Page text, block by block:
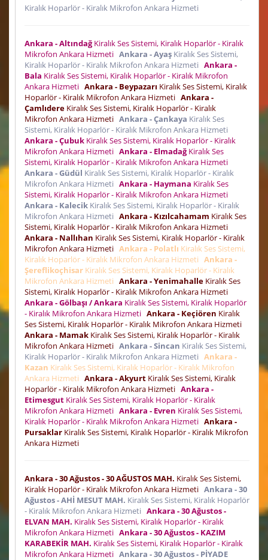
Kiralık Hoparlör - Kiralık Mikrofon Ankara Hizmeti
Ankara - AltındağKiralık Ses Sistemi, Kiralık Hoparlör - Kiralık
Mikrofon Ankara Hizmeti Ankara - Ayaş Kiralık Ses Sistemi,
Kiralık Hoparlör - Kiralık Mikrofon Ankara Hizmeti Ankara -
Bala Kiralık Ses Sistemi, Kiralık Hoparlör - Kiralık Mikrofon
Ankara Hizmeti Ankara - Beypazarı Kiralık Ses Sistemi, Kiralık
Hoparlör - Kiralık Mikrofon Ankara Hizmeti Ankara -
Çamlıdere Kiralık Ses Sistemi, Kiralık Hoparlör - Kiralık
Mikrofon Ankara Hizmeti Ankara - Çankaya Kiralık Ses
Sistemi, Kiralık Hoparlör - Kiralık Mikrofon Ankara Hizmeti
Ankara - Çubuk Kiralık Ses Sistemi, Kiralık Hoparlör - Kiralık
Mikrofon Ankara Hizmeti Ankara - ElmadağKiralık Ses
Sistemi, Kiralık Hoparlör - Kiralık Mikrofon Ankara Hizmeti
Ankara - Güdül Kiralık Ses Sistemi, Kiralık Hoparlör - Kiralık
Mikrofon Ankara Hizmeti Ankara - Haymana Kiralık Ses
Sistemi, Kiralık Hoparlör - Kiralık Mikrofon Ankara Hizmeti
Ankara - Kalecik Kiralık Ses Sistemi, Kiralık Hoparlör - Kiralık
Mikrofon Ankara Hizmeti Ankara - Kızılcahamam Kiralık Ses
Sistemi, Kiralık Hoparlör - Kiralık Mikrofon Ankara Hizmeti
Ankara - Nallıhan Kiralık Ses Sistemi, Kiralık Hoparlör - Kiralık
Mikrofon Ankara Hizmeti Ankara - Polatlı Kiralık Ses Sistemi,
Kiralık Hoparlör - Kiralık Mikrofon Ankara Hizmeti Ankara -
Şereflikoçhisar Kiralık Ses Sistemi, Kiralık Hoparlör - Kiralık
Mikrofon Ankara Hizmeti Ankara - Yenimahalle Kiralık Ses
Sistemi, Kiralık Hoparlör - Kiralık Mikrofon Ankara Hizmeti
Ankara - Gölbaşı / Ankara Kiralık Ses Sistemi, Kiralık Hoparlör
- Kiralık Mikrofon Ankara Hizmeti Ankara - Keçiören Kiralık
Ses Sistemi, Kiralık Hoparlör - Kiralık Mikrofon Ankara Hizmeti
Ankara - Mamak Kiralık Ses Sistemi, Kiralık Hoparlör - Kiralık
Mikrofon Ankara Hizmeti Ankara - Sincan Kiralık Ses Sistemi,
Kiralık Hoparlör - Kiralık Mikrofon Ankara Hizmeti Ankara -
Kazan Kiralık Ses Sistemi, Kiralık Hoparlör - Kiralık Mikrofon
Ankara Hizmeti Ankara - Akyurt Kiralık Ses Sistemi, Kiralık
Hoparlör - Kiralık Mikrofon Ankara Hizmeti Ankara -
Etimesgut Kiralık Ses Sistemi, Kiralık Hoparlör - Kiralık
Mikrofon Ankara Hizmeti Ankara - Evren Kiralık Ses Sistemi,
Kiralık Hoparlör - Kiralık Mikrofon Ankara Hizmeti Ankara -
Pursaklar Kiralık Ses Sistemi, Kiralık Hoparlör - Kiralık Mikrofon
Ankara Hizmeti
Ankara - 30 Ağustos - 30 AĞUSTOS MAH. Kiralık Ses Sistemi,
Kiralık Hoparlör - Kiralık Mikrofon Ankara Hizmeti Ankara - 30
Ağustos - AHİ MESUT MAH. Kiralık Ses Sistemi, Kiralık Hoparlör
- Kiralık Mikrofon Ankara Hizmeti Ankara - 30 Ağustos -
ELVAN MAH. Kiralık Ses Sistemi, Kiralık Hoparlör - Kiralık
Mikrofon Ankara Hizmeti Ankara - 30 Ağustos - KAZIM
KARABEKİR MAH. Kiralık Ses Sistemi, Kiralık Hoparlör - Kiralık
Mikrofon Ankara Hizmeti Ankara - 30 Ağustos - PİYADE